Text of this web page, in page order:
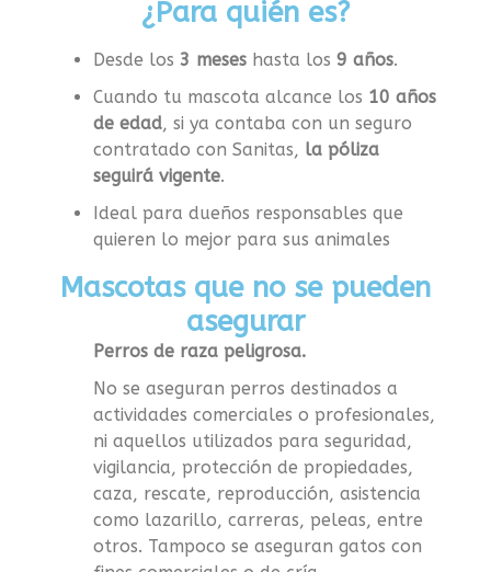
¿Para quién es?
Desde los 3 meses hasta los 9 años.
Cuando tu mascota alcance los 10 años
de edad, si ya contaba con un seguro
contratado con Sanitas, la póliza
seguirá vigente.
Ideal para dueños responsables que
quieren lo mejor para sus animales
Mascotas que no se pueden
asegurar
Perros de raza peligrosa.
No se aseguran perros destinados a
actividades comerciales o profesionales,
ni aquellos utilizados para seguridad,
vigilancia, protección de propiedades,
caza, rescate, reproducción, asistencia
como lazarillo, carreras, peleas, entre
otros. Tampoco se aseguran gatos con